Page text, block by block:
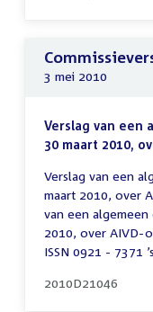
3 mei 2010
Verslag van een
30 maart 2010,
Verslag van een
maart 2010, over
van een
2010, over AIVD-
ISSN 0921 - 7371
2010D21046